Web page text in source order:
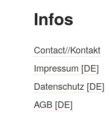
Infos
Contact//Kontakt
Impressum [DE]
Datenschutz [DE]
AGB [DE]